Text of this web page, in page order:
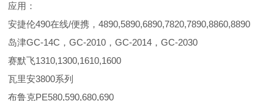
应用：
安捷伦490在线/便携，4890,5890,6890,7820,7890,8860,8890
岛津GC-14C，GC-2010，GC-2014，GC-2030
赛默飞1310,1300,1610,1600
瓦里安3800系列
布鲁克PE580,590,680,690